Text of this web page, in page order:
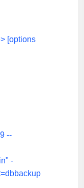
[options
--
-